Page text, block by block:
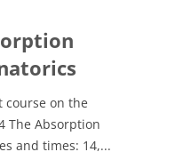
course on the
The Absorption
and times: 14,...